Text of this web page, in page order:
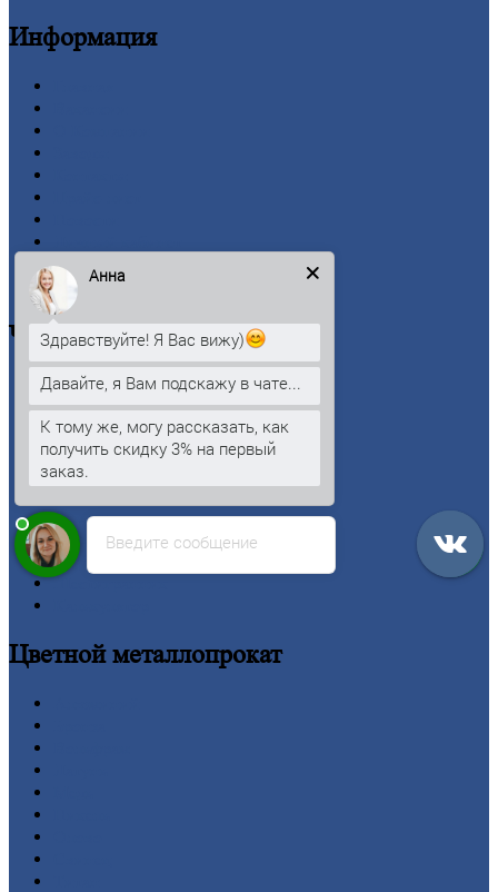
Информация
Оформление
Оплата
Черныйметаллопрокат
Арматура
Двутавроваябалка (двутавр)
Квадрат
Кругстальной
Лист
Рельсы
Сетка
Труба
Шестигранник
Цветнойметаллопрокат
Введите сообщение
Анна
Здравствуйте! Я Вас вижу)
Давайте, я Вам подскажу в чате...
К тому же, могу рассказать, как
получить скидку 3% на первый
заказ.